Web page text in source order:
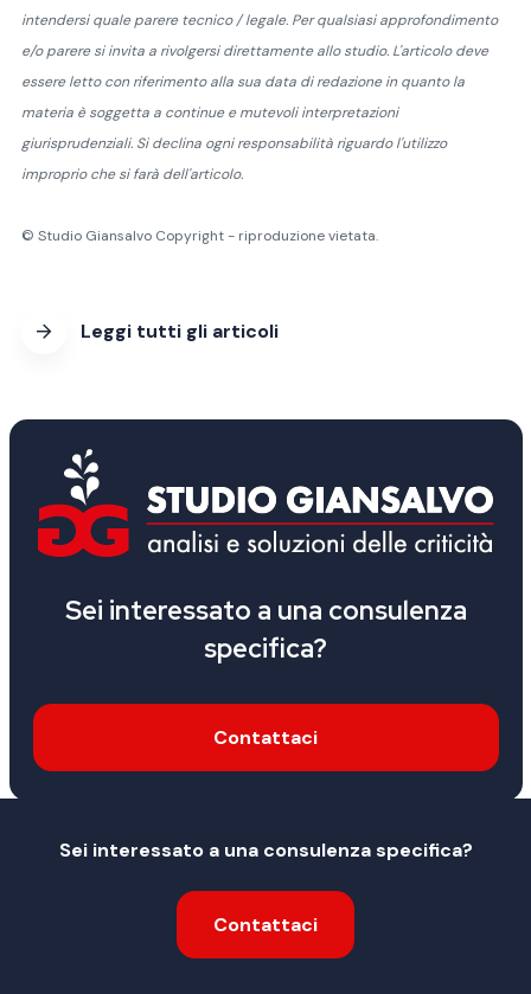
Sei interessato a una consulenza specifica?
Contattaci
intendersi quale parere tecnico / legale. Per qualsiasi approfondimento
e/o parere si invita a rivolgersi direttamente allo studio. L'articolo deve
essere letto con riferimento alla sua data di redazione in quanto la
materia è soggetta a continue e mutevoli interpretazioni
giurisprudenziali. Si declina ogni responsabilità riguardo l'utilizzo
improprio che si farà dell'articolo.
© Studio Giansalvo Copyright - riproduzione vietata.
Leggi tutti gli articoli
Sei interessato a una consulenza
specifica?
Contattaci
I nostri casi di successo
Tribunale di Sulmona - 12 gennaio 2024